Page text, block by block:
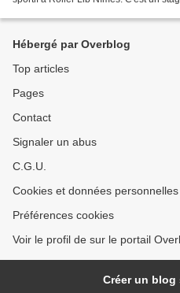
Hébergé par Overblog
Top articles
Pages
Contact
Signaler un abus
C.G.U.
Cookies et données personnelles
Préférences cookies
Voir le profil de sur le portail
Créer un blog